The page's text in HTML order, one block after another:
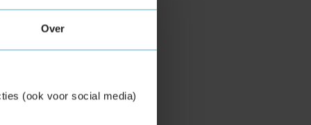
Over
(ook voor social media)